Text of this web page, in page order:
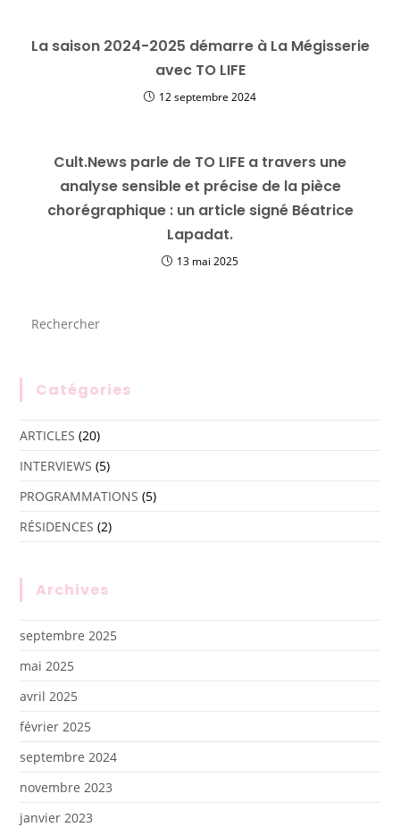
La saison 2024-2025 démarre à La Mégisserie
avec TO LIFE
12 septembre 2024
Cult.News parle de TO LIFE a travers une
analyse sensible et précise de la pièce
chorégraphique : un article signé Béatrice
Lapadat.
13 mai 2025
Catégories
ARTICLES (20)
INTERVIEWS (5)
PROGRAMMATIONS (5)
RÉSIDENCES (2)
Archives
septembre 2025
mai 2025
avril 2025
février 2025
septembre 2024
novembre 2023
janvier 2023